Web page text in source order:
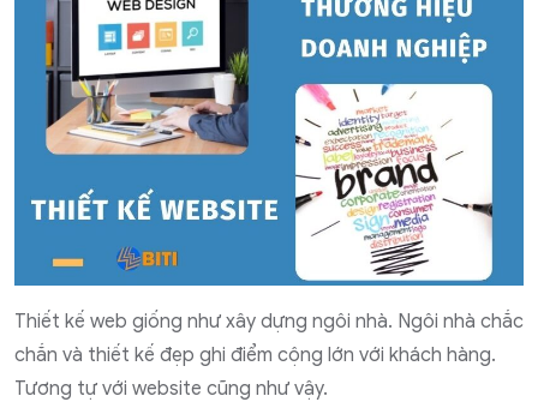
Thiết kế web giống như xây dựng ngôi nhà. Ngôi nhà chắc
chắn và thiết kế đẹp ghi điểm cộng lớn với khách hàng.
Tương tự với website cũng như vậy.